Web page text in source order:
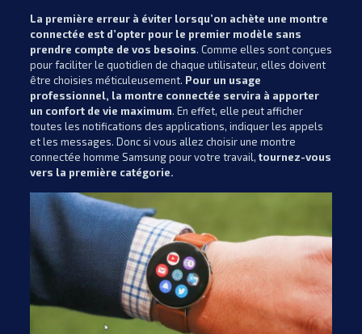
La première erreur à éviter lorsqu’on achète une montre
connectée est d’opter pour le premier modèle sans
prendre compte de vos besoins. Comme elles sont conçues
pour faciliter le quotidien de chaque utilisateur, elles doivent
être choisies méticuleusement. Pour un usage
professionnel, la montre connectée servira à apporter
un confort de vie maximum. En effet, elle peut afficher
toutes les notifications des applications, indiquer les appels
et les messages. Donc si vous allez choisir une montre
connectée homme Samsung pour votre travail,tournez-vous
vers la première catégorie.